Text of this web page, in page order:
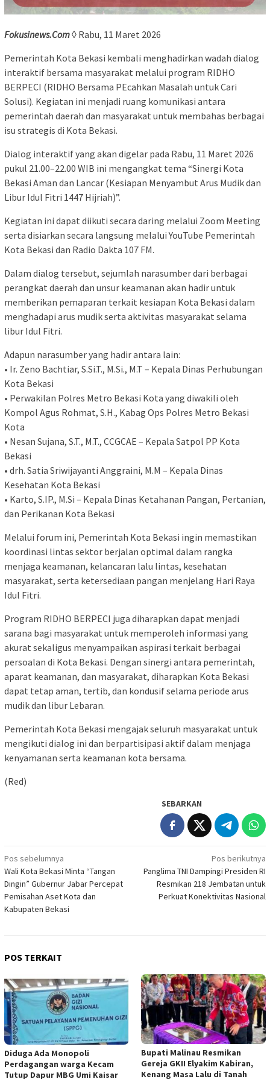
Fokusinews.Com◊ Rabu, 11 Maret 2026
Pemerintah Kota Bekasi kembali menghadirkan wadah dialog
interaktif bersama masyarakat melalui program RIDHO
BERPECI (RIDHO Bersama PEcahkan Masalah untuk Cari
Solusi). Kegiatan ini menjadi ruang komunikasi antara
pemerintah daerah dan masyarakat untuk membahas berbagai
isu strategis di Kota Bekasi.
Dialog interaktif yang akan digelar pada Rabu, 11 Maret 2026
pukul 21.00–22.00 WIB ini mengangkat tema “Sinergi Kota
Bekasi Aman dan Lancar (Kesiapan Menyambut Arus Mudik dan
Libur Idul Fitri 1447 Hijriah)”.
Kegiatan ini dapat diikuti secara daring melalui Zoom Meeting
serta disiarkan secara langsung melalui YouTube Pemerintah
Kota Bekasi dan Radio Dakta 107 FM.
Dalam dialog tersebut, sejumlah narasumber dari berbagai
perangkat daerah dan unsur keamanan akan hadir untuk
memberikan pemaparan terkait kesiapan Kota Bekasi dalam
menghadapi arus mudik serta aktivitas masyarakat selama
libur Idul Fitri.
Adapun narasumber yang hadir antara lain:
• Ir. Zeno Bachtiar, S.Si.T., M.Si., M.T – Kepala Dinas Perhubungan
Kota Bekasi
• Perwakilan Polres Metro Bekasi Kota yang diwakili oleh
Kompol Agus Rohmat, S.H., Kabag Ops Polres Metro Bekasi
Kota
• Nesan Sujana, S.T., M.T., CCGCAE – Kepala Satpol PP Kota
Bekasi
• drh. Satia Sriwijayanti Anggraini, M.M – Kepala Dinas
Kesehatan Kota Bekasi
• Karto, S.IP., M.Si – Kepala Dinas Ketahanan Pangan, Pertanian,
dan Perikanan Kota Bekasi
Melalui forum ini, Pemerintah Kota Bekasi ingin memastikan
koordinasi lintas sektor berjalan optimal dalam rangka
menjaga keamanan, kelancaran lalu lintas, kesehatan
masyarakat, serta ketersediaan pangan menjelang Hari Raya
Idul Fitri.
Program RIDHO BERPECI juga diharapkan dapat menjadi
sarana bagi masyarakat untuk memperoleh informasi yang
akurat sekaligus menyampaikan aspirasi terkait berbagai
persoalan di Kota Bekasi. Dengan sinergi antara pemerintah,
aparat keamanan, dan masyarakat, diharapkan Kota Bekasi
dapat tetap aman, tertib, dan kondusif selama periode arus
mudik dan libur Lebaran.
Pemerintah Kota Bekasi mengajak seluruh masyarakat untuk
mengikuti dialog ini dan berpartisipasi aktif dalam menjaga
kenyamanan serta keamanan kota bersama.
(Red)
SEBARKAN
Navigasi
pos
Pos sebelumnya
Wali Kota Bekasi Minta “Tangan
Dingin” Gubernur Jabar Percepat
Pemisahan Aset Kota dan
Kabupaten Bekasi
Pos berikutnya
Panglima TNI Dampingi Presiden RI
Resmikan 218 Jembatan untuk
Perkuat Konektivitas Nasional
POS TERKAIT
Diduga Ada Monopoli
Perdagangan warga Kecam
Tutup Dapur MBG Umi Kaisar
Bupati Malinau Resmikan
Gereja GKII Elyakim Kabiran,
Kenang Masa Lalu di Tanah